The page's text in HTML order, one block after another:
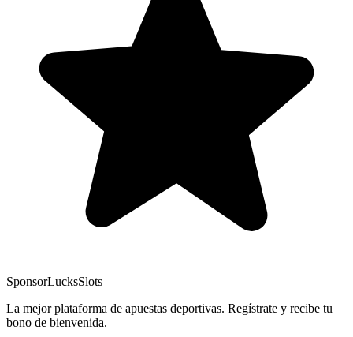
SponsorLucksSlots
La mejor plataforma de apuestas deportivas. Regístrate y recibe tu
bono de bienvenida.